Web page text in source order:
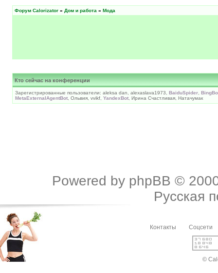
Форум Calorizator » Дом и работа » Мода
Кто сейчас на конференции
Зарегистрированные пользователи: aleksa dan, alexaslava1973, BaiduSpider
MetaExternalAgentBot , Ольвия, vvikf, YandexBot , Ирина Счастливая, Натачумак
Powered by phpBB ©
Русская
Контакты Соцсети
©